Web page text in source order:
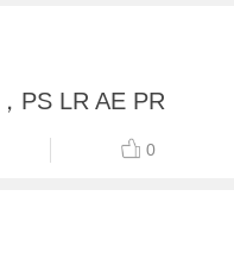
PS LR AE PR
0